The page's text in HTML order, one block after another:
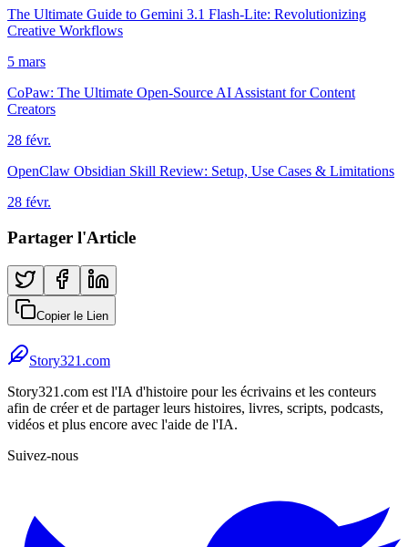
The Ultimate Guide to Gemini 3.1 Flash-Lite: Revolutionizing
Creative Workflows
5 mars
CoPaw: The Ultimate Open-Source AI Assistant for Content
Creators
28 févr.
OpenClaw Obsidian Skill Review: Setup, Use Cases & Limitations
28 févr.
Partager l'Article
Copier le Lien
Story321.com
Story321.com est l'IA d'histoire pour les écrivains et les conteurs
afin de créer et de partager leurs histoires, livres, scripts, podcasts,
vidéos et plus encore avec l'aide de l'IA.
Suivez-nous